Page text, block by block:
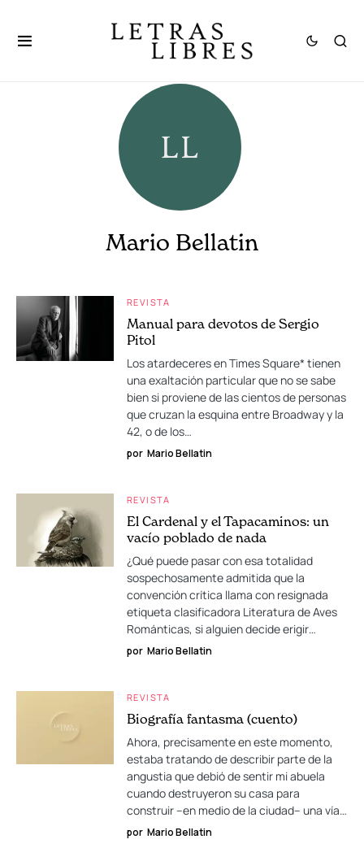
Mario Bellatin
REVISTA
Manual para devotos de Sergio
Pitol
Los atardeceres en Times Square* tienen
una exaltación particular que no se sabe
bien si proviene de las cientos de personas
que cruzan la esquina entre Broadway y la
42, o de los…
por Mario Bellatin
REVISTA
El Cardenal y el Tapacaminos: un
vacío poblado de nada
¿Qué puede pasar con esa totalidad
sospechosamente admitida que la
convención crítica llama con resignada
etiqueta clasificadora Literatura de Aves
Románticas, si alguien decide erigir…
por Mario Bellatin
REVISTA
Biografía fantasma (cuento)
Ahora, precisamente en este momento,
estaba tratando de describir parte de la
angustia que debió de sentir mi abuela
cuando destruyeron su casa para
construir –en medio de la ciudad– una vía…
por Mario Bellatin